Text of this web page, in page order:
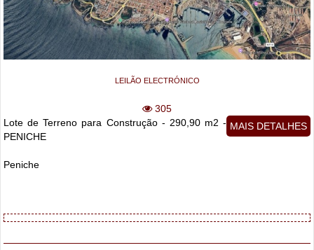
LEILÃO ELECTRÓNICO
305
MAIS DETALHES
Lote de Terreno para Construção - 290,90 m2 -
PENICHE
Peniche